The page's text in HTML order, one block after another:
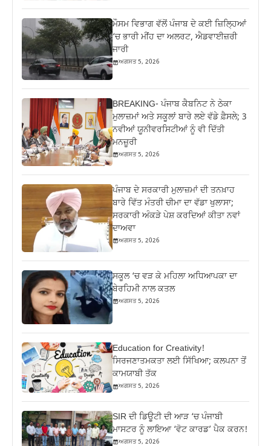
ਮੌਸਮ ਵਿਭਾਗ ਵੱਲੋਂ ਪੰਜਾਬ ਦੇ ਕਈ ਜ਼‍ਿਲ੍ਹਿਆਂ
‘ਚ ਭਾਰੀ ਮੀਂਹ ਦਾ ਅਲਰਟ, ਐਡਵਾਈਜ਼ਰੀ
ਜਾਰੀ
ਅਗਸਤ 5, 2026
BREAKING- ਪੰਜਾਬ ਕੈਬਨਿਟ ਨੇ ਠੇਕਾ
ਮੁਲਾਜ਼ਮਾਂ ਅਤੇ ਸਕੂਲਾਂ ਬਾਰੇ ਲਏ ਵੱਡੇ ਫ਼ੈਸਲੇ; 3
ਨਵੀਆਂ ਯੂਨੀਵਰਸਿਟੀਆਂ ਨੂੰ ਵੀ ਦਿੱਤੀ
ਮਨਜ਼ੂਰੀ
ਅਗਸਤ 5, 2026
ਪੰਜਾਬ ਦੇ ਸਰਕਾਰੀ ਮੁਲਾਜ਼ਮਾਂ ਦੀ ਤਨਖ਼ਾਹ
ਬਾਰੇ ਵਿੱਤ ਮੰਤਰੀ ਚੀਮਾ ਦਾ ਵੱਡਾ ਖੁਲਾਸਾ;
ਸਰਕਾਰੀ ਅੰਕੜੇ ਪੇਸ਼ ਕਰਦਿਆਂ ਕੀਤਾ ਨਵਾਂ
ਦਾਅਵਾ
ਅਗਸਤ 5, 2026
ਸਕੂਲ ‘ਚ ਵੜ ਕੇ ਮਹਿਲਾ ਅਧਿਆਪਕਾ ਦਾ
ਬੇਰਹਿਮੀ ਨਾਲ ਕਤਲ
ਅਗਸਤ 5, 2026
Education for Creativity!
ਸਿਰਜਣਾਤਮਕਤਾ ਲਈ ਸਿੱਖਿਆ; ਕਲਪਨਾ ਤੋਂ
ਕਾਮਯਾਬੀ ਤੱਕ
ਅਗਸਤ 5, 2026
SIR ਦੀ ਡਿਊਟੀ ਦੀ ਆੜ ‘ਚ ਪੰਜਾਬੀ
ਮਾਸਟਰ ਨੂੰ ਲਾਇਆ ‘ਵੋਟ ਕਾਰਡ’ ਪੈਕ ਕਰਨ!
ਅਗਸਤ 5, 2026